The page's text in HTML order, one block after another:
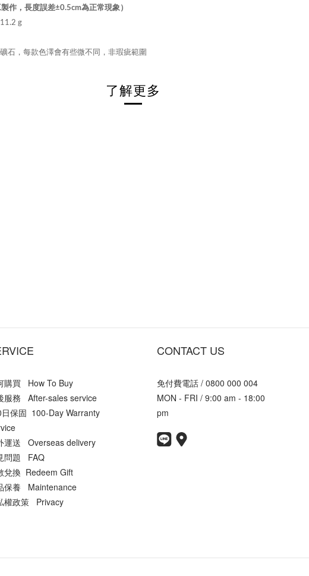
製作，長度誤差±0.5cm為正常現象）
g
石，每款色澤會有些微不同，非瑕疵範圍
了解更多
購買 How To Buy
服務 After-sales service
日保固 100-Day Warranty
運送 Overseas delivery
問題 FAQ
兌換 Redeem Gift
保養 Maintenance
權政策 Privacy
CONTACT US
免付費電話 / 0800 000 004
MON - FRI / 9:00 am - 18:00
pm